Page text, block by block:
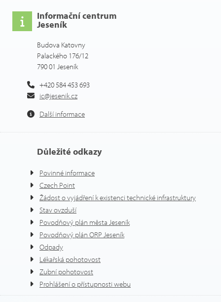
Informační centrum
Jeseník
Budova Katovny
Palackého 176/12
790 01 Jeseník
+420 584 453 693
ic@jesenik.cz
Další informace
Důležité odkazy
Povinné informace
Czech Point
Žádost o vyjádření k existenci technické infrastruktury
Stav ovzduší
Povodňový plán města Jeseník
Povodňový plán ORP Jeseník
Odpady
Lékařská pohotovost
Zubní pohotovost
Prohlášení o přístupnosti webu